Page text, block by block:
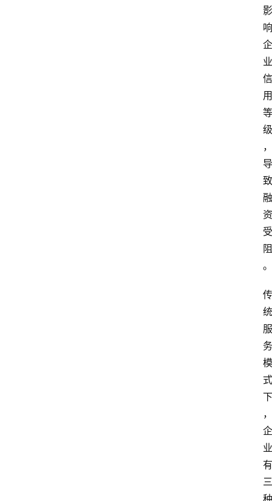
影
响
企
业
信
用
等
级
，
导
致
融
资
受
阻
。
传
统
服
务
模
式
下
，
企
业
有
三
种